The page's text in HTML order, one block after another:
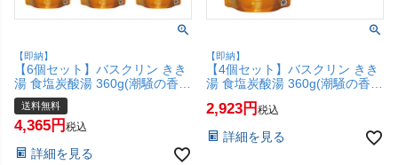
【即納】
【6個セット】バスクリン きき
湯 食塩炭酸湯 360g(潮騒の香
り)【炭酸入浴剤 冷え症 疲労 】
【宅配便送料無料】(6067891-
set6)
送料無料
4,365 税込
詳細を見る
【即納】
【4個セット】バスクリン きき
湯 食塩炭酸湯 360g(潮騒の香
り)【炭酸入浴剤 冷え症 疲労 】
【SBT】(6067891-set4)
2,923 税込
詳細を見る